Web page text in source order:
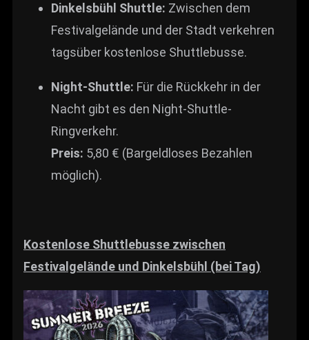
Dinkelsbühl Shuttle: Zwischen dem
Festivalgelände und der Stadt verkehren
tagsüber kostenlose Shuttlebusse.
Night-Shuttle: Für die Rückkehr in der
Nacht gibt es den Night-Shuttle-
Ringverkehr.
Preis: 5,80 € (Bargeldloses Bezahlen
möglich).
Kostenlose Shuttlebusse zwischen
Festivalgelände und Dinkelsbühl (bei Tag)